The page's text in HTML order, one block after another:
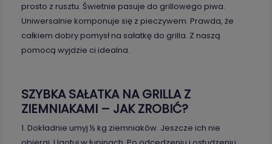
prosto z rusztu. Świetnie pasuje do grillowego piwa.
Uniwersalnie komponuje się z pieczywem. Prawda, że
całkiem dobry pomysł na sałatkę do grilla. Z naszą
pomocą wyjdzie ci idealna.
SZYBKA SAŁATKA NA GRILLA Z
ZIEMNIAKAMI – JAK ZROBIĆ?
1. Dokładnie umyj ½ kg ziemniaków. Jeszcze ich nie